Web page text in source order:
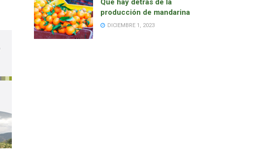
producción de mandarina
DICIEMBRE 1, 2023